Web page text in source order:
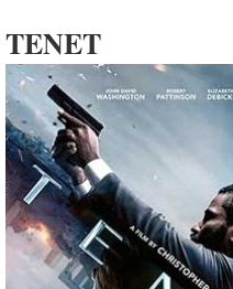
TENET